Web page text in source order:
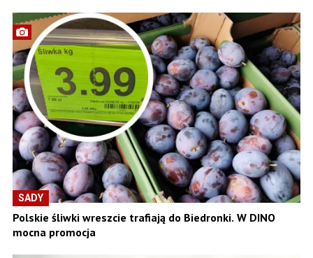
SADY
Polskie śliwki wreszcie trafiają do Biedronki. W DINO
mocna promocja